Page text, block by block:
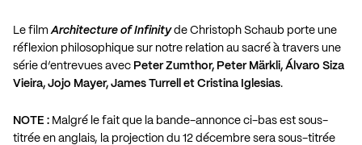
Le film Architecture of Infinityde Christoph Schaub porte une
réflexion philosophique sur notre relation au sacré à travers une
série d’entrevues avec Peter Zumthor, Peter Märkli, Álvaro Siza
Vieira, Jojo Mayer, James Turrell et Cristina Iglesias.
NOTE : Malgré le fait que la bande-annonce ci-bas est sous-
titrée en anglais, la projection du 12 décembre sera sous-titrée